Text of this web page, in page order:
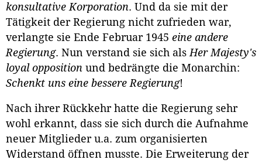
konsultative Korporation. Und da sie mit der
Tätigkeit der Regierung nicht zufrieden war,
verlangte sie Ende Februar 1945 eine andere
Regierung. Nun verstand sie sich als Her Majesty's
loyal opposition und bedrängte die Monarchin:
Schenkt uns eine bessere Regierung!
Nach ihrer Rückkehr hatte die Regierung sehr
wohl erkannt, dass sie sich durch die Aufnahme
neuer Mitglieder u.a. zum organisierten
Widerstand öffnen musste. Die Erweiterung der